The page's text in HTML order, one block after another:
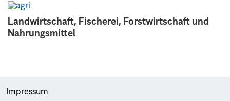
Landwirtschaft, Fischerei, Forstwirtschaft und
Nahrungsmittel
Impressum